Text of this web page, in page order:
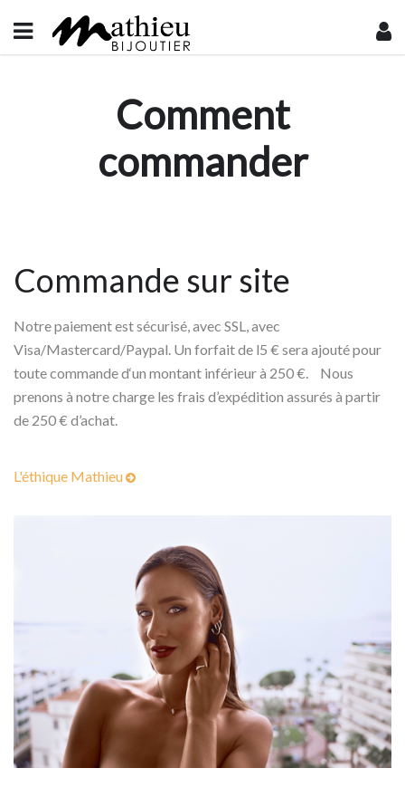
Comment
commander
Commande sur site
Notre paiement est sécurisé, avec SSL, avec
Visa/Mastercard/Paypal. Un forfait de l5 € sera ajouté pour
toute commande d‘un montant inférieur à 250 €. Nous
prenons à notre charge les frais d’expédition assurés à partir
de 250 € d’achat.
L'éthique Mathieu